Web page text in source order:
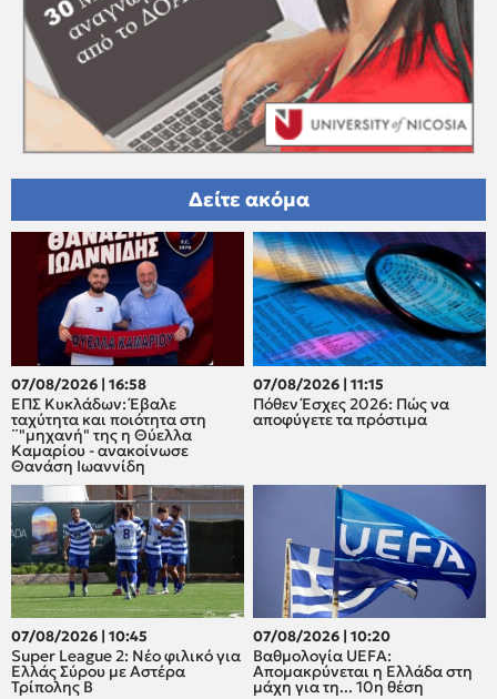
Δείτε ακόμα
07/08/2026 | 16:58
ΕΠΣ Κυκλάδων: Έβαλε
ταχύτητα και ποιότητα στη
¨"μηχανή" της η Θύελλα
Καμαρίου - ανακοίνωσε
Θανάση Ιωαννίδη
07/08/2026 | 11:15
Πόθεν Έσχες 2026: Πώς να
αποφύγετε τα πρόστιμα
07/08/2026 | 10:45
Super League 2: Νέο φιλικό για
Ελλάς Σύρου με Αστέρα
Τρίπολης Β
07/08/2026 | 10:20
Βαθμολογία UEFA:
Απομακρύνεται η Ελλάδα στη
μάχη για τη... 10η θέση